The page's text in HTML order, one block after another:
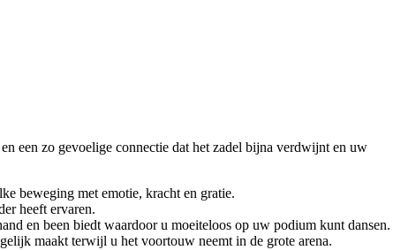
een zo gevoelige connectie dat het zadel bijna verdwijnt en uw
beweging met emotie, kracht en gratie.
heeft ervaren.
en been biedt waardoor u moeiteloos op uw podium kunt dansen.
maakt terwijl u het voortouw neemt in de grote arena.